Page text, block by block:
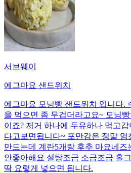
서브웨이
에그마요 샌드위치
에그마요 모닝빵 샌드위치 입니다.
을 먹으면 좀 무겁더라고요~ 모닝
이죠? 저거 하나에 두유하나 먹고
다고보면됩니다~ 포만감은 정말 엄
만드는데 계란5개랑 후추 마요네즈
안좋아해요 설탕조금 소금조금 홀
딱 요렇게 넣으면 됩니다.